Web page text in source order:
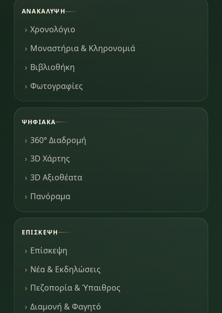
ΑΝΑΚΆΛΥΨΗ
Χρονολόγιο
Μοναστήρια & Κληρονομιά
Βιβλιοθήκη
Φωτογραφίες
ΨΗΦΙΑΚΆ
360° Διαδρομή
3D Χάρτης
3D Αξιοθέατα
Πανόραμα
ΕΠΊΣΚΕΨΗ
Επίσκεψη
Νέα & Εκδηλώσεις
Πεζοπορία & Ύπαιθρος
Διαμονή & Φαγητό